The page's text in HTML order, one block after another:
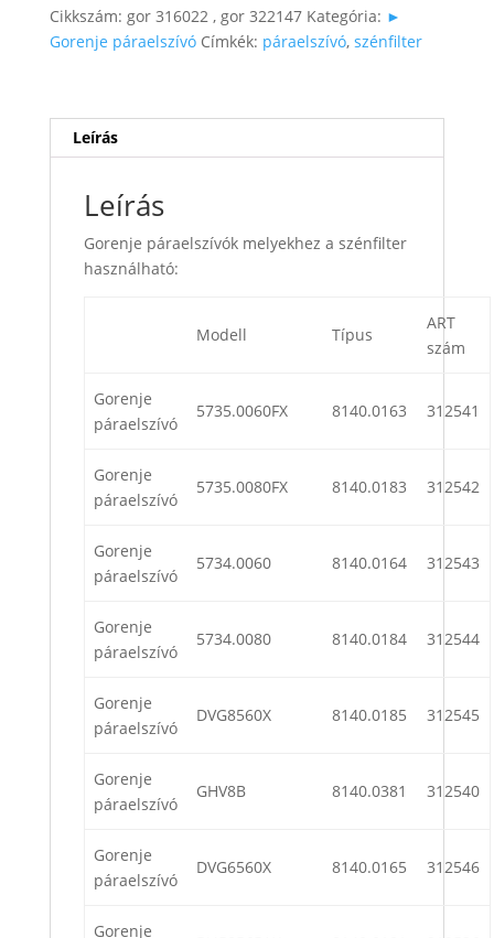
Cikkszám: gor 316022 , gor 322147 Kategória: ►
Gorenje páraelszívó Címkék: páraelszívó, szénfilter
Leírás
Leírás
Gorenje páraelszívók melyekhez a szénfilter
használható:
Modell Típus
ART
szám
Gorenje
páraelszívó
5735.0060FX 8140.0163 312541
Gorenje
páraelszívó
5735.0080FX 8140.0183 312542
Gorenje
páraelszívó
5734.0060 8140.0164 312543
Gorenje
páraelszívó
5734.0080 8140.0184 312544
Gorenje
páraelszívó
DVG8560X 8140.0185 312545
Gorenje
páraelszívó
GHV8B 8140.0381 312540
Gorenje
páraelszívó
DVG6560X 8140.0165 312546
Gorenje